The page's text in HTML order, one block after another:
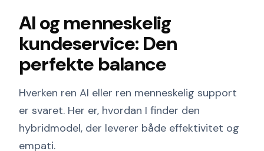
AI og menneskelig
kundeservice: Den
perfekte balance
Hverken ren AI eller ren menneskelig support
er svaret. Her er, hvordan I finder den
hybridmodel, der leverer både effektivitet og
empati.